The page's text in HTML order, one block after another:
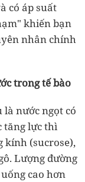
có áp suất
khiến bạn
nhân chính
trong tế bào
nước ngọt có
tăng lực thì
kính (sucrose),
Lượng đường
cao hơn